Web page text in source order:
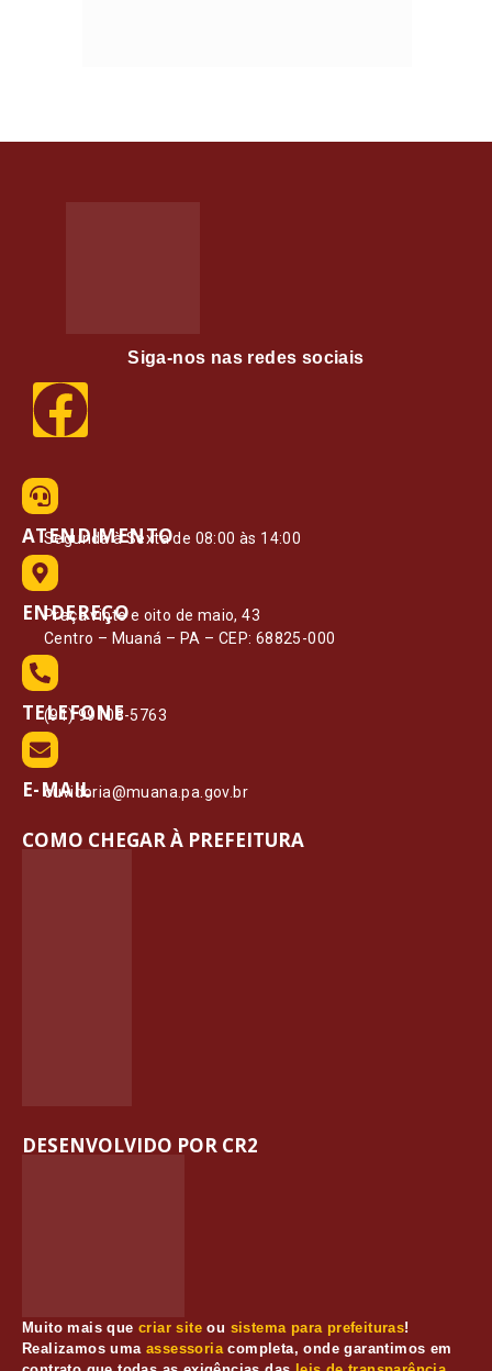
Siga-nos nas redes sociais
ATENDIMENTO
Segunda à Sexta de 08:00 às 14:00
ENDEREÇO
Praça vinte e oito de maio, 43
Centro – Muaná – PA – CEP: 68825-000
TELEFONE
(91) 99108-5763
E-MAIL
ouvidoria@muana.pa.gov.br
COMO CHEGAR À PREFEITURA
Muito mais quecriar site ou sistema para prefeituras!
Realizamos umaassessoria completa, onde garantimos em
DESENVOLVIDO POR CR2